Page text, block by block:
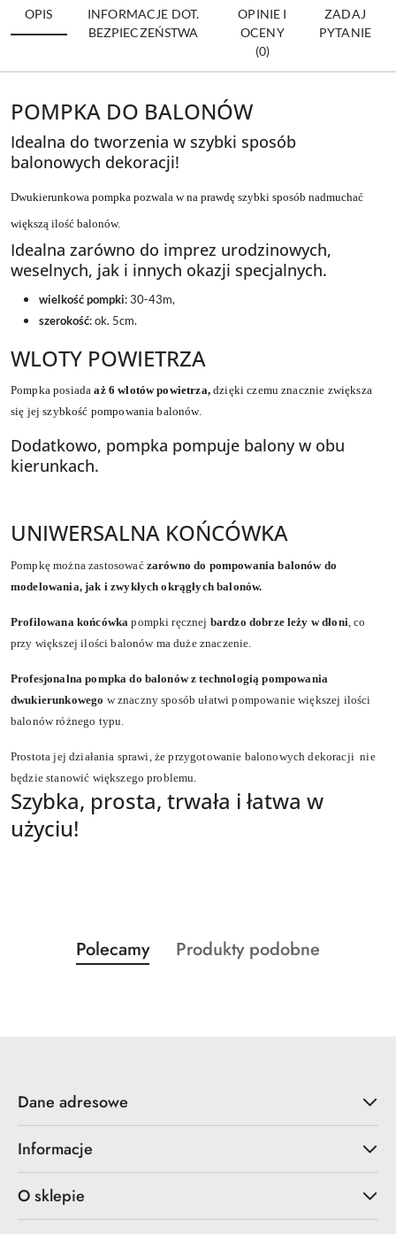
OPIS
INFORMACJE DOT.
BEZPIECZEŃSTWA
OPINIE I
OCENY
(0)
ZADAJ
PYTANIE
POMPKA DO BALONÓW
Idealna do tworzenia w szybki sposób
balonowych dekoracji!
Dwukierunkowa pompka pozwala w na prawdę szybki sposób nadmuchać
większą ilość balonów.
Idealna zarówno do imprez urodzinowych,
weselnych, jak i innych okazji specjalnych.
wielkość pompki:30-43m,
szerokość:ok. 5cm.
WLOTY POWIETRZA
Pompka posiadaaż 6 wlotów powietrza,dzięki czemu znacznie zwiększa
się jej szybkość pompowania balonów.
Dodatkowo, pompka pompuje balony w obu
kierunkach.
UNIWERSALNA KOŃCÓWKA
Pompkę można zastosować zarówno do pompowania balonów do
modelowania, jak i zwykłych okrągłych balonów.
Profilowana końcówka pompki ręcznej bardzo dobrze leży w dłoni, co
przy większej ilości balonów ma duże znaczenie.
Profesjonalna pompka do balonów z technologią pompowania
dwukierunkowego w znaczny sposób ułatwi pompowanie większej ilości
balonów różnego typu.
Prostota jej działania sprawi, że przygotowanie balonowych dekoracji nie
będzie stanowić większego problemu.
Szybka, prosta, trwała i łatwa w
użyciu!
Pomiń karuzelę produktów
Produkty
o
Polecamy
Produkty
Produkty podobne
Dane adresowe
Informacje
O sklepie